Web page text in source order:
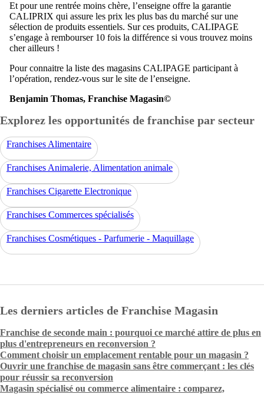
Et pour une rentrée moins chère, l’enseigne offre la garantie
CALIPRIX qui assure les prix les plus bas du marché sur une
sélection de produits essentiels. Sur ces produits, CALIPAGE
s’engage à rembourser 10 fois la différence si vous trouvez moins
cher ailleurs !
Pour connaitre la liste des magasins CALIPAGE participant à
l’opération, rendez-vous sur le site de l’enseigne.
Benjamin Thomas, Franchise Magasin©
Explorez les opportunités de franchise par secteur
Franchises Alimentaire
Franchises Animalerie, Alimentation animale
Franchises Cigarette Electronique
Franchises Commerces spécialisés
Franchises Cosmétiques - Parfumerie - Maquillage
Les derniers articles de Franchise Magasin
Franchise de seconde main : pourquoi ce marché attire de plus en
plus d'entrepreneurs en reconversion ?
Comment choisir un emplacement rentable pour un magasin ?
Ouvrir une franchise de magasin sans être commerçant : les clés
pour réussir sa reconversion
Magasin spécialisé ou commerce alimentaire : comparez,